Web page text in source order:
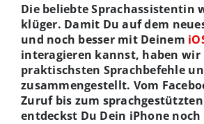
Die beliebte Sprachassistentin
klüger. Damit Du auf dem
und noch besser mit Deinem
interagieren kannst, haben wir
praktischsten Sprachbefehle
zusammengestellt. Vom
Zuruf bis zum
entdeckst Du Dein iPhone